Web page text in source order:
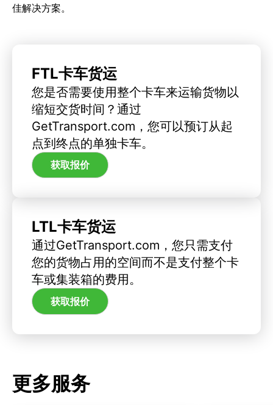
佳解决方案。
FTL卡车货运
您是否需要使用整个卡车来运输货物以
缩短交货时间？通过
GetTransport.com，您可以预订从起
点到终点的单独卡车。
获取报价
LTL卡车货运
通过GetTransport.com，您只需支付
您的货物占用的空间而不是支付整个卡
车或集装箱的费用。
获取报价
更多服务